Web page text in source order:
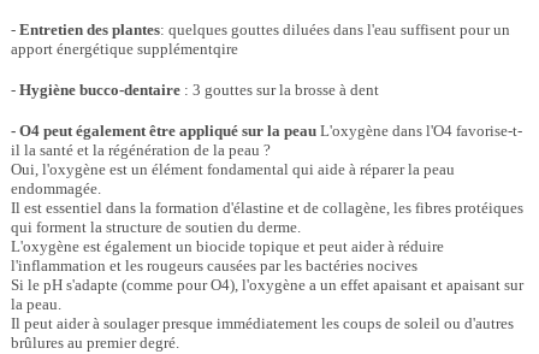
- Entretien des plantes: quelques gouttes diluées dans l'eau suffisent pour un
apport énergétique supplémentqire
- Hygiène bucco-dentaire : 3 gouttes sur la brosse à dent
- O4 peut également être appliqué sur la peau L'oxygène dans l'O4 favorise-t-
il la santé et la régénération de la peau ?
Oui, l'oxygène est un élément fondamental qui aide à réparer la peau
endommagée.
Il est essentiel dans la formation d'élastine et de collagène, les fibres protéiques
qui forment la structure de soutien du derme.
L'oxygène est également un biocide topique et peut aider à réduire
l'inflammation et les rougeurs causées par les bactéries nocives
Si le pH s'adapte (comme pour O4), l'oxygène a un effet apaisant et apaisant sur
la peau.
Il peut aider à soulager presque immédiatement les coups de soleil ou d'autres
brûlures au premier degré.